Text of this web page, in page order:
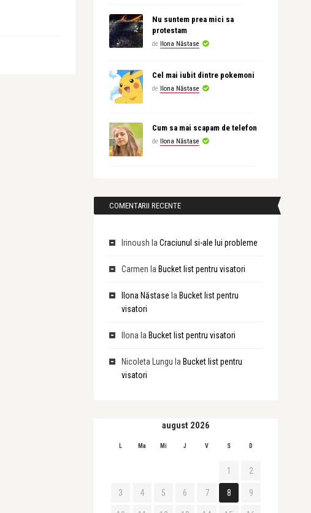
Nu suntem prea mici sa
protestam
de Ilona Năstase
Cel mai iubit dintre pokemoni
de Ilona Năstase
Cum sa mai scapam de telefon
de Ilona Năstase
COMENTARII RECENTE
Irinoush la Craciunul si-ale lui probleme
Carmen la Bucket list pentru visatori
Ilona Năstase la Bucket list pentru
visatori
Ilona la Bucket list pentru visatori
Nicoleta Lungu la Bucket list pentru
visatori
august 2026
L Ma Mi J V S D
1 2
3 4 5 6 7 8 9